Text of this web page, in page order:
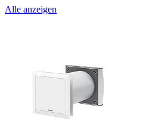
Alle anzeigen